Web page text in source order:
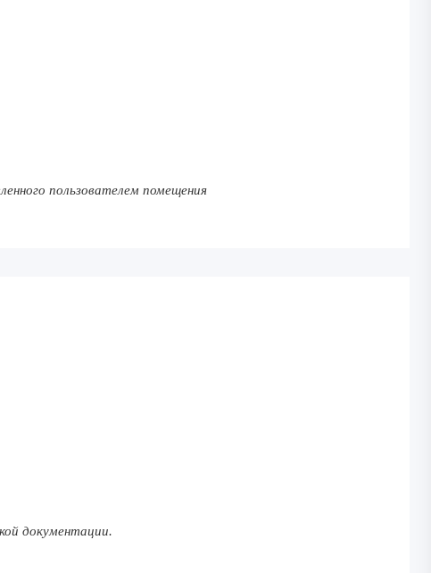
пользователем помещения
документации.